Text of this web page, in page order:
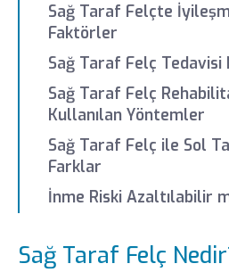
Sağ Taraf Felçte
Faktörler
Sağ Taraf Felç Tedavisi
Sağ Taraf Felç
Kullanılan Yöntemler
Sağ Taraf Felç ile Sol
Farklar
İnme Riski Azaltılabilir
Sağ Taraf Felç